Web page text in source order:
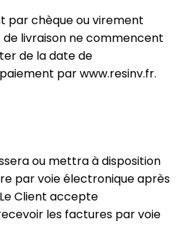
par chèque ou virement
de livraison ne commencent
de la date de
par www.resinv.fr.
ou mettra à disposition
par voie électronique après
Client accepte
les factures par voie